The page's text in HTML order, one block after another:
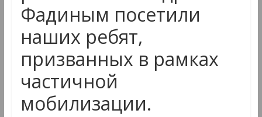
Фадиным посетили
наших ребят,
призванных в рамках
частичной
мобилизации.